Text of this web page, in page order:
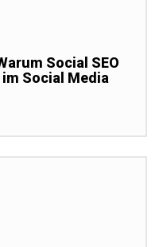
Social SEO
Social Media